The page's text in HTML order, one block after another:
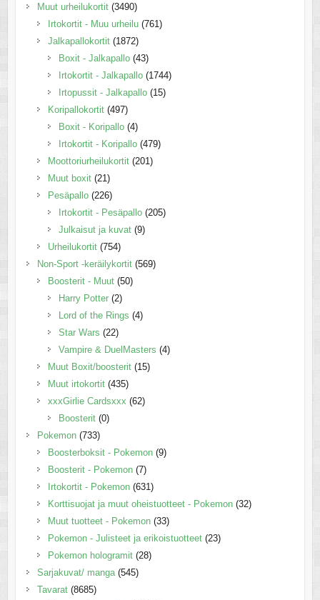
Muut urheilukortit (3490)
Irtokortit - Muu urheilu (761)
Jalkapallokortit (1872)
Boxit - Jalkapallo (43)
Irtokortit - Jalkapallo (1744)
Irtopussit - Jalkapallo (15)
Koripallokortit (497)
Boxit - Koripallo (4)
Irtokortit - Koripallo (479)
Moottoriurheilukortit (201)
Muut boxit (21)
Pesäpallo (226)
Irtokortit - Pesäpallo (205)
Julkaisut ja kuvat (9)
Urheilukortit (754)
Non-Sport -keräilykortit (569)
Boosterit - Muut (50)
Harry Potter (2)
Lord of the Rings (4)
Star Wars (22)
Vampire & DuelMasters (4)
Muut Boxit/boosterit (15)
Muut irtokortit (435)
xxxGirlie Cardsxxx (62)
Boosterit (0)
Pokemon (733)
Boosterboksit - Pokemon (9)
Boosterit - Pokemon (7)
Irtokortit - Pokemon (631)
Korttisuojat ja muut oheistuotteet - Pokemon (32)
Muut tuotteet - Pokemon (33)
Pokemon - Julisteet ja erikoistuotteet (23)
Pokemon hologramit (28)
Sarjakuvat/ manga (545)
Tavarat (8685)